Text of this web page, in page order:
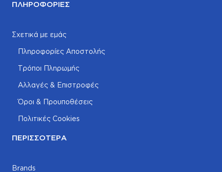
ΠΛΗΡΟΦΟΡΊΕΣ
Σχετικά με εμάς
Πληροφορίες Αποστολής
Τρόποι Πληρωμής
Αλλαγές & Επιστροφές
Όροι & Προυποθέσεις
Πολιτικές Cookies
ΠΕΡΙΣΣΌΤΕΡΑ
Brands